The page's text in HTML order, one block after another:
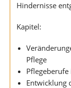
Hindernisse
Kapitel:
Pflege
Pflegeberufe
Entwicklung